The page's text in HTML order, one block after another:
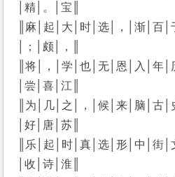
│精│。│宝║
║麻│起│大│时│选│，│渐│百
│；│颇│，║
║将│，│学│也│无│恩│入│年│
│尝│喜│江║
║为│几│之│，│候│来│脑│古
│好│唐│苏║
║乐│起│时│真│选│形│中│街
│收│诗│淮║